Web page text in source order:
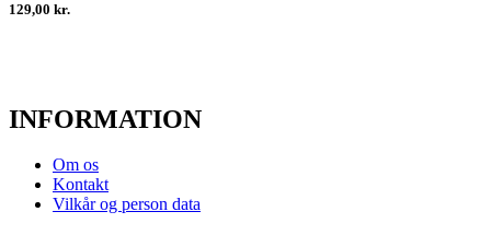
129,00 kr.
INFORMATION
Om os
Kontakt
Vilkår og person data